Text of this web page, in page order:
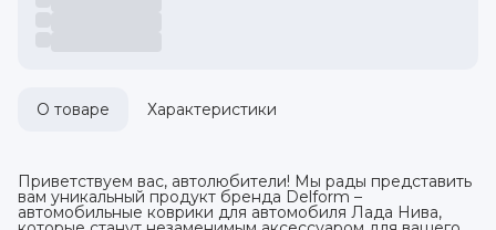
О товаре Характеристики
Приветствуем вас, автолюбители! Мы рады представить
вам уникальный продукт бренда Delform –
автомобильные коврики для автомобиля Лада Нива,